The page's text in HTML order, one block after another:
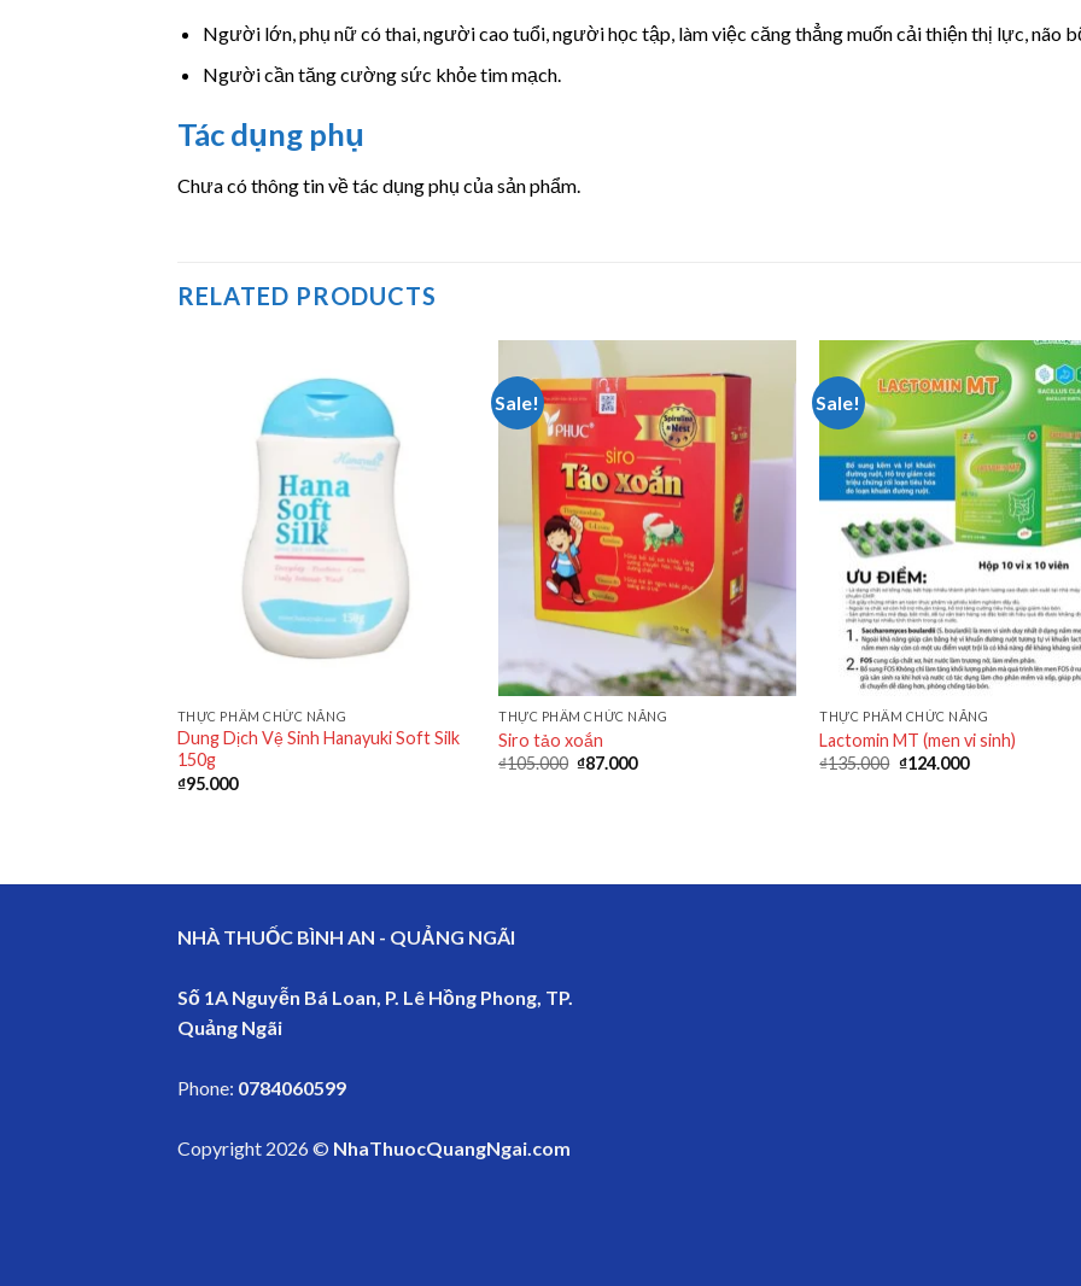
Người lớn, phụ nữ có thai, người cao tuổi, người học tập, làm việc căng thẳng muốn cải thiện thị lực, não
Người cần tăng cường sức khỏe tim mạch.
Tác dụng phụ
Chưa có thông tin về tác dụng phụ của sản phẩm.
RELATED PRODUCTS
THỰC PHẨM CHỨC NĂNG
Dung Dịch Vệ Sinh Hanayuki Soft Silk
150g
₫95.000
Sale!
THỰC PHẨM CHỨC NĂNG
Siro tảo xoắn
₫105.000 ₫87.000
Sale!
THỰC PHẨM CHỨC NĂNG
Lactomin MT (men vi sinh)
₫135.000 ₫124.000
NHÀ THUỐC BÌNH AN - QUẢNG NGÃI
Số 1A Nguyễn Bá Loan, P. Lê Hồng Phong, TP.
Quảng Ngãi
Phone: 0784060599
Copyright 2026 © NhaThuocQuangNgai.com